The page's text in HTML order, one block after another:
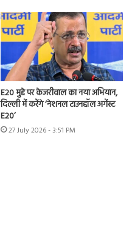
E20 मुद्दे पर केजरीवाल का नया अभियान,
दिल्ली में करेंगे ‘नेशनल टाउनहॉल अगेंस्ट
E20’
27 July 2026 - 3:51 PM